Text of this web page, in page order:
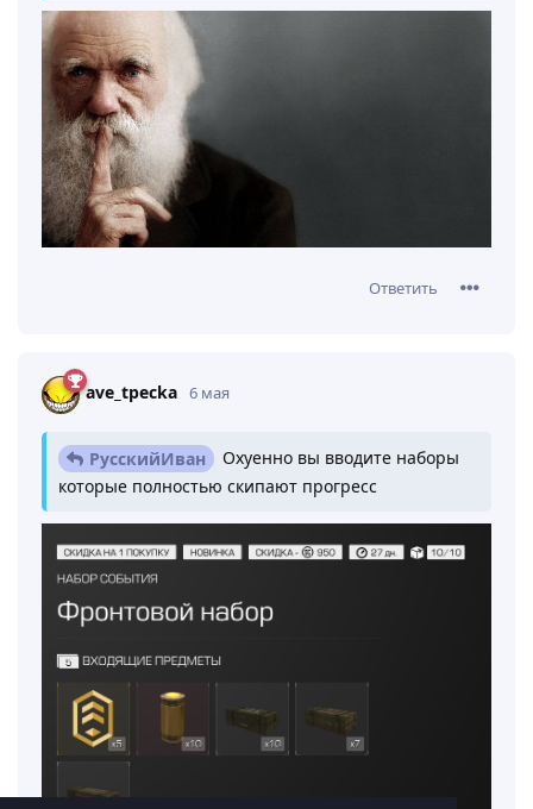
Ответить
ave_tpecka 6 мая
РусскийИван
Охуенно вы вводите наборы
которые полностью скипают прогресс